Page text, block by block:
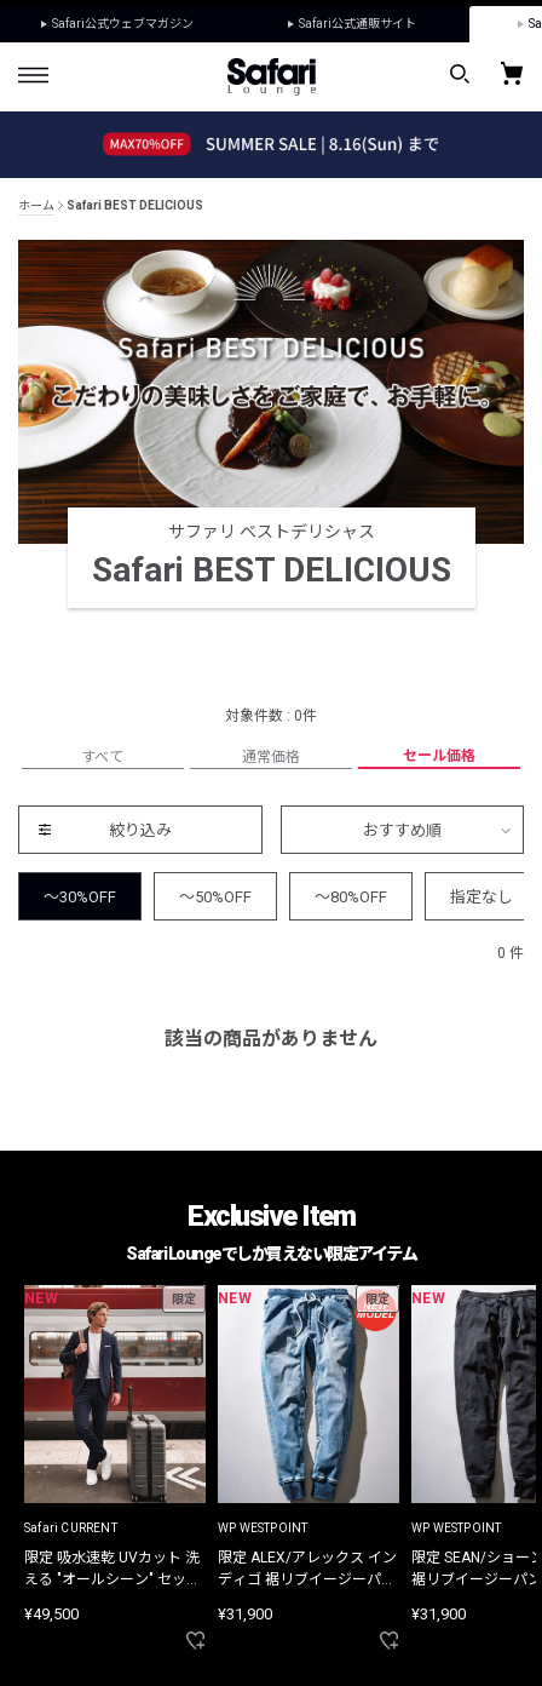
Safari公式ウェブマガジン Safari公式通販サイト
ホーム Safari BEST DELICIOUS
サファリ ベストデリシャス
Safari BEST DELICIOUS
対象件数 : 0件
すべて 通常価格 セール価格
絞り込み おすすめ順
～30%OFF ～50%OFF ～80%OFF 指定なし
0 件
該当の商品がありません
Exclusive Item
Safari Loungeでしか買えない限定アイテム
NEW 限定
Safari CURRENT
限定 吸水速乾 UVカット 洗
える "オールシーン" セット
¥49,500
NEW 限定
WP WESTPOINT
限定 ALEX/アレックス イン
ディゴ 裾リブイージーパン
¥31,900
NEW
WP WESTPOINT
限定 SEAN/ショー
裾リブイージーパ
¥31,900